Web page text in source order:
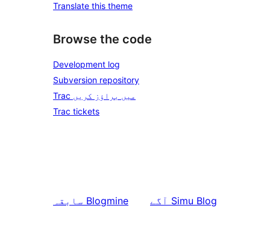
Translate this theme
Browse the code
Development log
Subversion repository
Trac میں براؤز کریں
Trac tickets
سابقہ Blogmine آگے Simu Blog